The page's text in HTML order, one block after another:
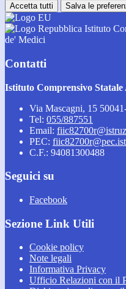
Accetta tutti Salva le
Istituto
de' Medici
Contatti
Istituto Comprensivo
Via Mascagni, 15
Tel: 055/887551
Email:
PEC:
C.F.: 94081300488
Seguici su
Facebook
Sezione Link Utili
Cookie policy
Note legali
Informativa Privacy
Ufficio Relazioni con il